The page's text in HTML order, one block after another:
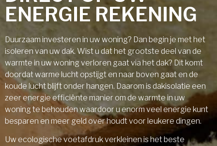
ENERGIE REKENING
Duurzaam investeren in uw woning? Dan begin je met het
isoleren van uw dak. Wist u dat het grootste deel van de
warmte in uw woning verloren gaat via het dak? Dit komt
doordat warme lucht opstijgt en naar boven gaat en de
koude lucht blijft onder hangen. Daarom is dakisolatie een
zeer energie efficiënte manier om de warmte in uw
woning te behouden waardoor u enorm veel energie kunt
besparen en meer geld over houdt voor leukere dingen.
Uw ecologische voetafdruk verkleinen is het beste